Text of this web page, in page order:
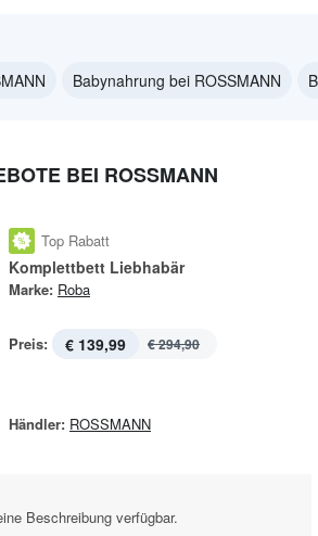
Babynahrung bei ROSSMANN
BEI ROSSMANN
Top Rabatt
Komplettbett Liebhabär
Marke: Roba
Preis: € 139,99 € 294,90
Händler: ROSSMANN
Beschreibung verfügbar.